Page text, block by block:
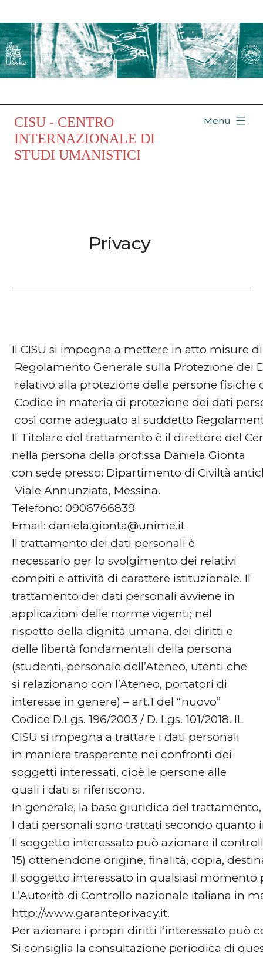
al
contenuto
CISU - CENTRO
INTERNAZIONALE DI
STUDI UMANISTICI
Menu
Privacy
Il CISU si impegna a mettere in atto misure
Regolamento Generale sulla Protezione dei
relativo alla protezione delle persone
Codice in materia di protezione dei dati
così come adeguato al suddetto
Il Titolare del trattamento è il direttore del
nella persona della prof.ssa Daniela Gionta
con sede presso: Dipartimento di Civiltà
Viale Annunziata, Messina.
Telefono: 0906766839
Email: daniela.gionta@unime.it
Il trattamento dei dati personali è
necessario per lo svolgimento dei relativi
compiti e attività di carattere istituzionale. Il
trattamento dei dati personali avviene in
applicazioni delle norme vigenti; nel
rispetto della dignità umana, dei diritti e
delle libertà fondamentali della persona
(studenti, personale dell’Ateneo, utenti che
si relazionano con l’Ateneo, portatori di
interesse in genere) – art.1 del “nuovo”
Codice D.Lgs. 196/2003 / D. Lgs. 101/2018. IL
CISU si impegna a trattare i dati personali
in maniera trasparente nei confronti dei
soggetti interessati, cioè le persone alle
quali i dati si riferiscono.
In generale, la base giuridica del
I dati personali sono trattati secondo quanto
Il soggetto interessato può azionare il
15) ottenendone origine, finalità, copia,
Il soggetto interessato in qualsiasi momento
L’Autorità di Controllo nazionale italiana in
http://www.garanteprivacy.it.
Per azionare i propri diritti l’interessato può
Si consiglia la consultazione periodica di